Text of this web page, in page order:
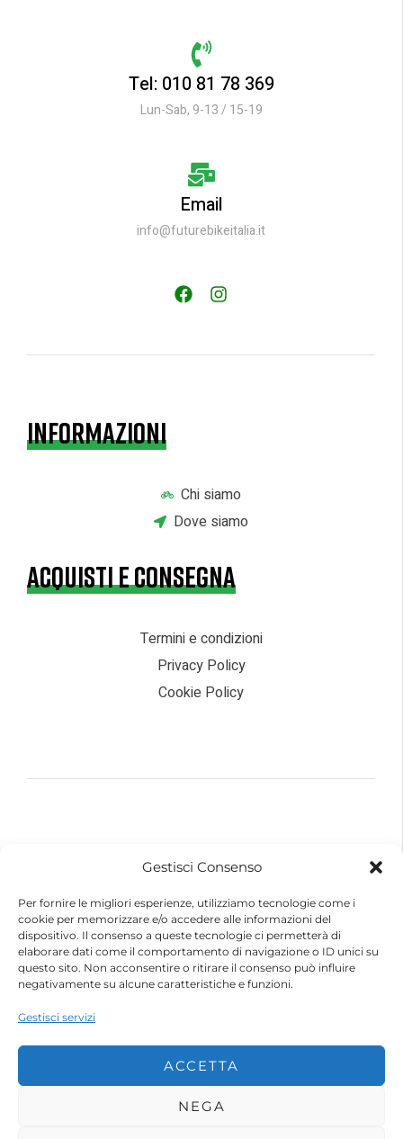
Gestisci Consenso
Per fornire le migliori esperienze, utilizziamo tecnologie come i
cookie per memorizzare e/o accedere alle informazioni del
dispositivo. Il consenso a queste tecnologie ci permetterà di
elaborare dati come il comportamento di navigazione o ID unici su
questo sito. Non acconsentire o ritirare il consenso può influire
negativamente su alcune caratteristiche e funzioni.
Gestisci servizi
ACCETTA
NEGA
Tel: 010 81 78 369
Lun-Sab, 9-13 / 15-19
Email
info@futurebikeitalia.it
INFORMAZIONI
Chi siamo
Dove siamo
ACQUISTI E CONSEGNA
Termini e condizioni
Privacy Policy
Cookie Policy
Sede Legale: Via Argine Polcevera, 16D Scala A
CAP 16161 Genova (GE)
Capitale Sociale € 600.000,00 (i.v.)
Registro Imprese di Genova
Codice Fiscale e Partita IVA – 10483110010
R.E.A. Genova n. 459084